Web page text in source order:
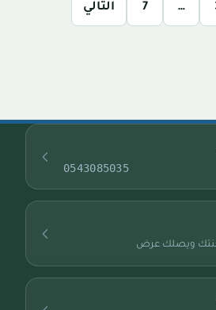
…
7 التالي
0543085035
ويصلك عرض